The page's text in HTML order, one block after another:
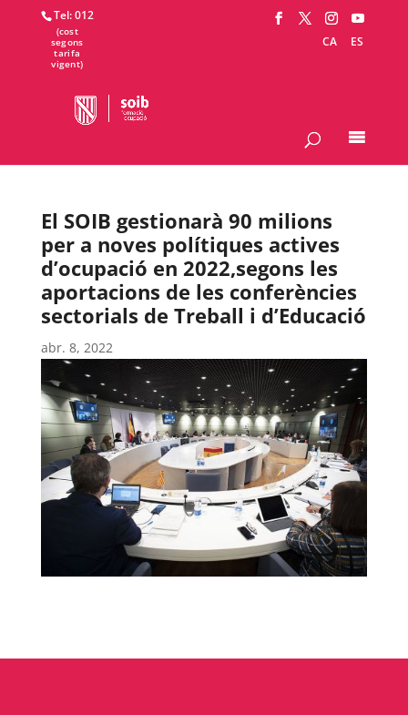
Tel: 012
CA
ES
El SOIB gestionarà 90 milions
per a noves polítiques actives
d’ocupació en 2022,segons les
aportacions de les conferències
sectorials de Treball i d’Educació
abr. 8, 2022